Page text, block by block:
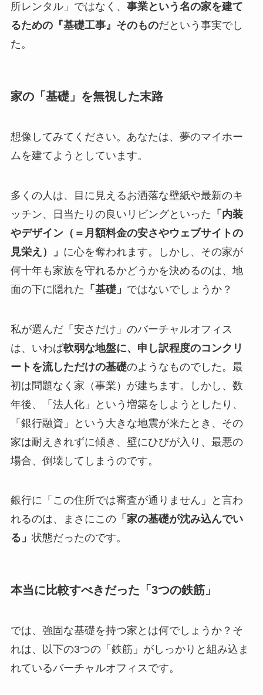
所レンタル」ではなく、 事業という名の家を建て
るための『基礎工事』そのものだという事実でし
た。
家の「基礎」を無視した末路
想像してみてください。あなたは、夢のマイホー
ムを建てようとしています。
多くの人は、目に見えるお洒落な壁紙や最新のキ
ッチン、日当たりの良いリビングといった 「内装
やデザイン（＝月額料金の安さやウェブサイトの
見栄え）」 に心を奪われます。しかし、その家が
何十年も家族を守れるかどうかを決めるのは、地
面の下に隠れた 「基礎」 ではないでしょうか？
私が選んだ「安さだけ」のバーチャルオフィス
は、いわば軟弱な地盤に、申し訳程度のコンクリ
ートを流しただけの基礎のようなものでした。最
初は問題なく家（事業）が建ちます。しかし、数
年後、「法人化」という増築をしようとしたり、
「銀行融資」という大きな地震が来たとき、その
家は耐えきれずに傾き、壁にひびが入り、最悪の
場合、倒壊してしまうのです。
銀行に「この住所では審査が通りません」と言わ
れるのは、まさにこの「家の基礎が沈み込んでい
る」 状態だったのです。
本当に比較すべきだった「3つの鉄筋」
では、強固な基礎を持つ家とは何でしょうか？そ
れは、以下の3つの「鉄筋」がしっかりと組み込ま
れているバーチャルオフィスです。